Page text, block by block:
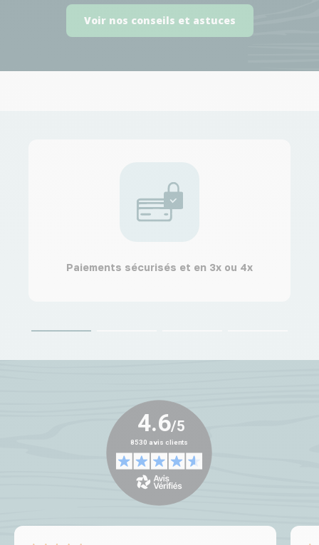
Voir nos conseils et astuces
Paiements sécurisés et en 3x ou 4x